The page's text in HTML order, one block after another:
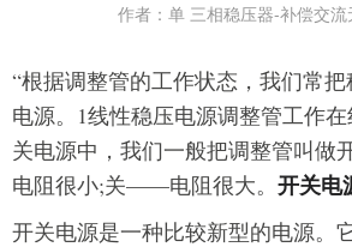
作者：单 三相稳压器-补偿交
“根据调整管的工作状态，我们常
电源。1线性稳压电源调整管工作
关电源中，我们一般把调整管叫
电阻很小;关——电阻很大。 开关电
开关电源是一种比较新型的电源。